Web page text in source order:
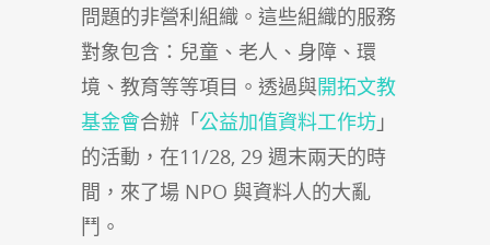
問題的非營利組織。這些組織的服務
對象包含：兒童、老人、身障、環
境、教育等等項目。透過與開拓文教
基金會合辦「公益加值資料工作坊 」
的活動，在11/28, 29 週末兩天的時
間，來了場 NPO 與資料人的大亂
鬥。